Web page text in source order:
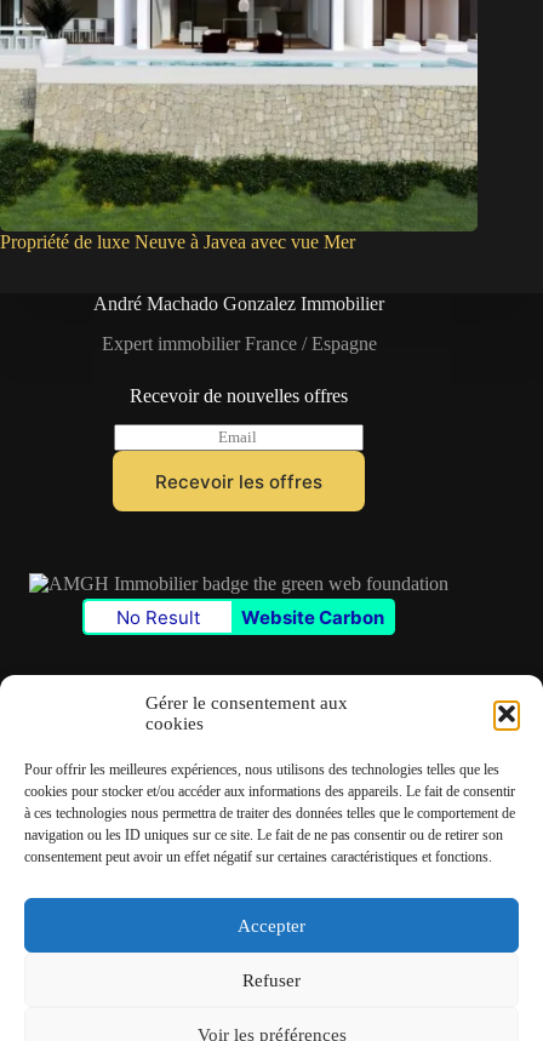
Gérer le consentement aux
cookies
Pour offrir les meilleures expériences, nous utilisons des technologies telles que les
cookies pour stocker et/ou accéder aux informations des appareils. Le fait de consentir
à ces technologies nous permettra de traiter des données telles que le comportement de
navigation ou les ID uniques sur ce site. Le fait de ne pas consentir ou de retirer son
consentement peut avoir un effet négatif sur certaines caractéristiques et fonctions.
Accepter
Refuser
Voir les préférences
Propriété de luxe Neuve à Javea avec vue Mer
André Machado Gonzalez Immobilier
Expert immobilier France / Espagne
Recevoir de nouvelles offres
m
l
Recevoir les offres
No Result Website Carbon
✆06 22 39 73 24
✉contact@amgh-immobilier.com
Copyright © 2026 - André Machado Gonzalez Immobilier